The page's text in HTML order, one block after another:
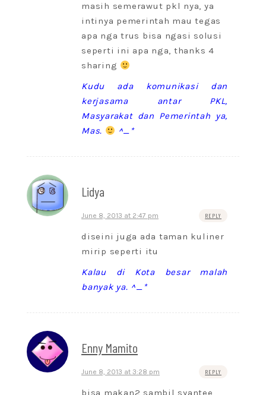
masih semerawut pkl nya, ya
intinya pemerintah mau tegas
apa nga trus bisa ngasi solusi
seperti ini apa nga, thanks 4
sharing
Kudu ada komunikasi dan
kerjasama antar PKL,
Masyarakat dan Pemerintah ya,
Mas.
^_*
Lidya
June 8, 2013 at 2:47 pm REPLY
diseini juga ada taman kuliner
mirip seperti itu
Kalau di Kota besar malah
banyak ya. ^_*
Enny Mamito
June 8, 2013 at 3:28 pm REPLY